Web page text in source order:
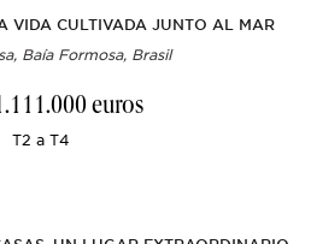
VIDA CULTIVADA JUNTO AL MAR
Baía Formosa, Brasil
euros
T2 a T4